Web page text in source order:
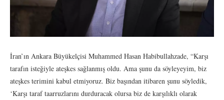
İran’ın Ankara Büyükelçisi Muhammed Hasan Habibullahzade, “Karşı
tarafın isteğiyle ateşkes sağlanmış oldu. Ama şunu da söyleyeyim, biz
ateşkes terimini kabul etmiyoruz. Biz başından itibaren şunu söyledik,
‘Karşı taraf taarruzlarını durduracak olursa biz de karşılıklı olarak